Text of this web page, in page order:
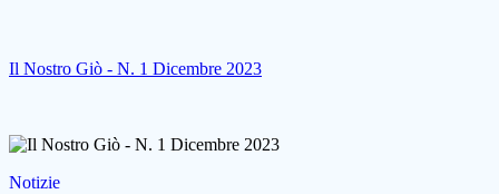
Il Nostro Giò - N. 1 Dicembre 2023
Notizie